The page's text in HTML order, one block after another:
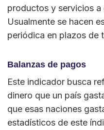
productos y servicios a
Usualmente se hacen
periódica en plazos de
Balanzas de pagos
Este indicador busca
dinero que un país
que esas naciones
estadísticos de este